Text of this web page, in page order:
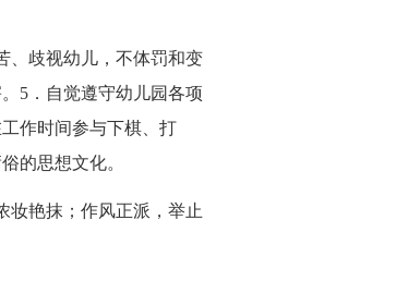
歧视幼儿，不体罚和变
5．自觉遵守幼儿园各项
作时间参与下棋、打
的思想文化。
艳抹；作风正派，举止